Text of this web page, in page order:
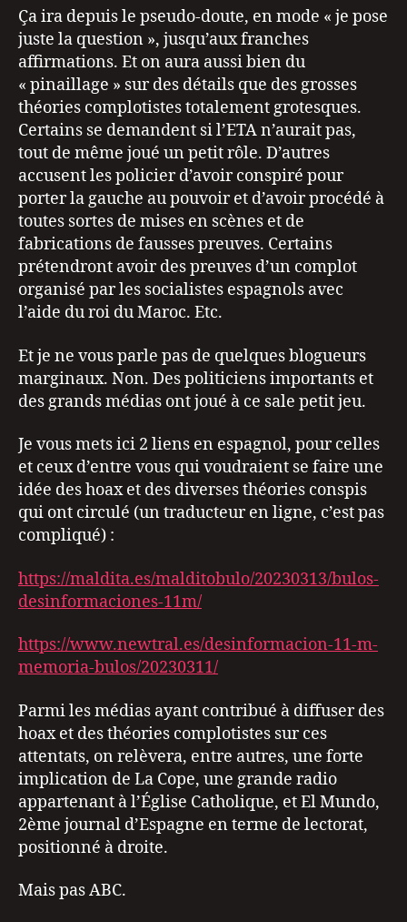
Ça ira depuis le pseudo-doute, en mode « je pose
juste la question », jusqu’aux franches
affirmations. Et on aura aussi bien du
« pinaillage » sur des détails que des grosses
théories complotistes totalement grotesques.
Certains se demandent si l’ETA n’aurait pas,
tout de même joué un petit rôle. D’autres
accusent les policier d’avoir conspiré pour
porter la gauche au pouvoir et d’avoir procédé à
toutes sortes de mises en scènes et de
fabrications de fausses preuves. Certains
prétendront avoir des preuves d’un complot
organisé par les socialistes espagnols avec
l’aide du roi du Maroc. Etc.
Et je ne vous parle pas de quelques blogueurs
marginaux. Non. Des politiciens importants et
des grands médias ont joué à ce sale petit jeu.
Je vous mets ici 2 liens en espagnol, pour celles
et ceux d’entre vous qui voudraient se faire une
idée des hoax et des diverses théories conspis
qui ont circulé (un traducteur en ligne, c’est pas
compliqué) :
https://maldita.es/malditobulo/20230313/bulos-
desinformaciones-11m/
https://www.newtral.es/desinformacion-11-m-
memoria-bulos/20230311/
Parmi les médias ayant contribué à diffuser des
hoax et des théories complotistes sur ces
attentats, on relèvera, entre autres, une forte
implication de La Cope, une grande radio
appartenant à l’Église Catholique, et El Mundo,
2ème journal d’Espagne en terme de lectorat,
positionné à droite.
Mais pas ABC.